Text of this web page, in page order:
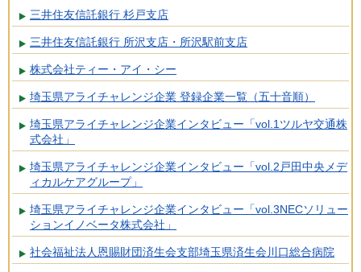
三井住友信託銀行 杉戸支店
三井住友信託銀行 所沢支店・所沢駅前支店
株式会社ティー・アイ・シー
埼玉県アライチャレンジ企業 登録企業一覧（五十音順）
埼玉県アライチャレンジ企業インタビュー「vol.1ツルヤ交通株
式会社」
埼玉県アライチャレンジ企業インタビュー「vol.2戸田中央メデ
ィカルケアグループ」
埼玉県アライチャレンジ企業インタビュー「vol.3NECソリュー
ションイノベータ株式会社」
社会福祉法人恩賜財団済生会支部埼玉県済生会川口総合病院